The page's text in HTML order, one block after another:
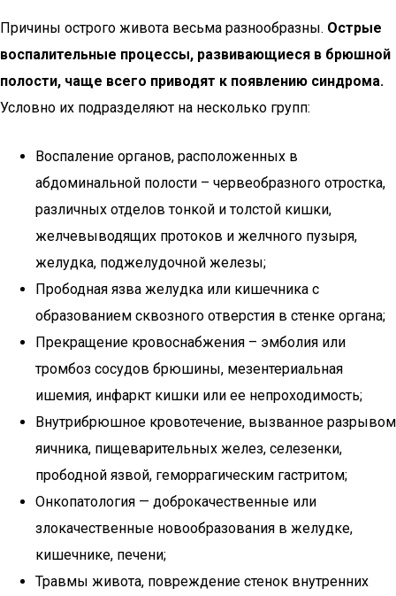
Причины острого живота весьма разнообразны. Острые
воспалительные процессы, развивающиеся в брюшной
полости, чаще всего приводят к появлению синдрома.
Условно их подразделяют на несколько групп:
Воспаление органов, расположенных в
абдоминальной полости – червеобразного отростка,
различных отделов тонкой и толстой кишки,
желчевыводящих протоков и желчного пузыря,
желудка, поджелудочной железы;
Прободная язва желудка или кишечника с
образованием сквозного отверстия в стенке органа;
Прекращение кровоснабжения – эмболия или
тромбоз сосудов брюшины, мезентериальная
ишемия, инфаркт кишки или ее непроходимость;
Внутрибрюшное кровотечение, вызванное разрывом
яичника, пищеварительных желез, селезенки,
прободной язвой, геморрагическим гастритом;
Онкопатология — доброкачественные или
злокачественные новообразования в желудке,
кишечнике, печени;
Травмы живота, повреждение стенок внутренних